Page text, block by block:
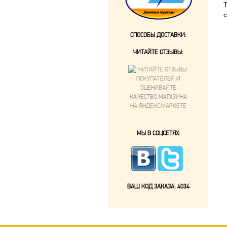
СПОСОБЫ ДОСТАВКИ:
ЧИТАЙТЕ ОТЗЫВЫ:
МЫ В СОЦСЕТЯХ:
ВАШ КОД ЗАКАЗА: 4034